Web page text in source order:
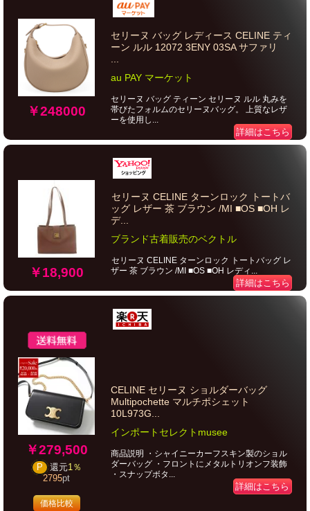
￥248000
セリーヌ バッグ レディース CELINE ティ
ーン ルル 12072 3ENY 03SA サファリ
au PAY マーケット
セリーヌ バッグ ティーン セリーヌ ルル 丸みを
帯びたフォルムのセリーヌバッグ。 上質なレザ
ーを使用し...
詳細はこちら
￥18,900
セリーヌ CELINE ターンロック トートバ
ッグ レザー 茶 ブラウン /MI ■OS ■OH レ
デ...
ブランド古着販売のベクトル
セリーヌ CELINE ターンロック トートバッグ レ
ザー 茶 ブラウン /MI ■OS ■OH レディ...
詳細はこちら
￥279,500
P 還元1％
2795pt
価格比較
CELINE セリーヌ ショルダーバッグ
Multipochette マルチポシェット
10L973G...
インポートセレクトmusee
商品説明 ・シャイニーカーフスキン製のショル
ダーバッグ ・フロントにメタルトリオンフ装飾
・スナップボタ...
詳細はこちら